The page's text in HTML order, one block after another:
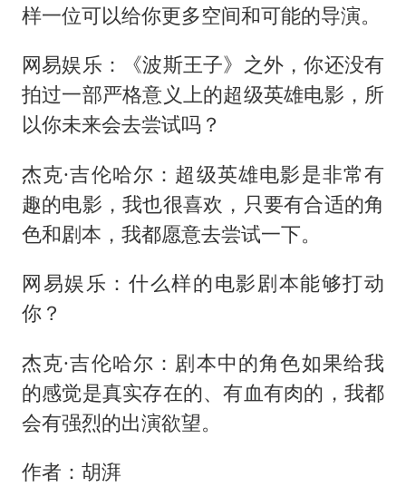
样一位可以给你更多空间和可能的导演。
网易娱乐：《波斯王子》之外，你还没有
拍过一部严格意义上的超级英雄电影，所
以你未来会去尝试吗？
杰克·吉伦哈尔：超级英雄电影是非常有
趣的电影，我也很喜欢，只要有合适的角
色和剧本，我都愿意去尝试一下。
网易娱乐：什么样的电影剧本能够打动
你？
杰克·吉伦哈尔：剧本中的角色如果给我
的感觉是真实存在的、有血有肉的，我都
会有强烈的出演欲望。
作者：胡湃